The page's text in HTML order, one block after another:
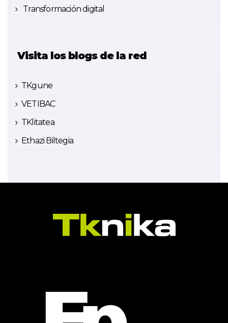
Transformación digital
Visita los blogs de la red
TKgune
VETIBAC
TKlitatea
Ethazi Biltegia